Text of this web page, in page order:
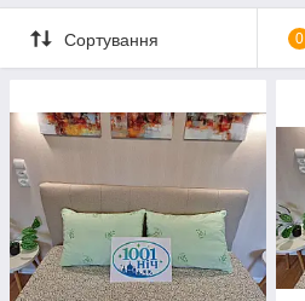
Сортування 0